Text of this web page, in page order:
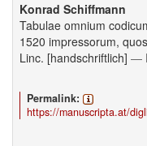
Konrad Schiffmann
Tabulae omnium
1520 impressorum,
Linc. [handschriftlich] —
Permalink:
https://manuscripta.at/